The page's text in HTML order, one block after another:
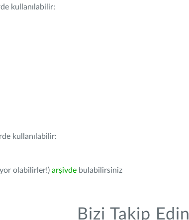
kullanılabilir:
kullanılabilir:
olabilirler!) arşivde bulabilirsiniz
Bizi Takip Edin